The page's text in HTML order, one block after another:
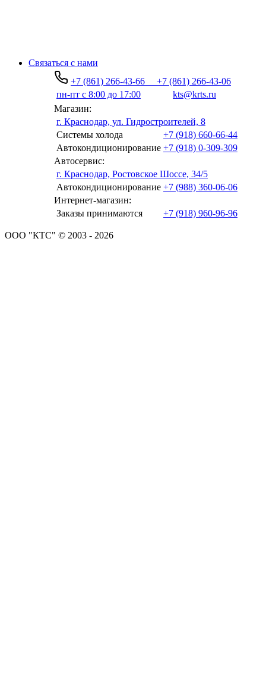
Связаться с нами
+7 (861) 266-43-66
+7 (861) 266-43-06
пн-пт с 8:00 до 17:00
kts@krts.ru
Магазин:
г. Краснодар, ул. Гидростроителей, 8
Системы холода
+7 (918) 660-66-44
Автокондиционирование +7 (918) 0-309-309
Автосервис:
г. Краснодар, Ростовское Шоссе, 34/5
Автокондиционирование +7 (988) 360-06-06
Интернет-магазин:
Заказы принимаются
+7 (918) 960-96-96
ООО "КТС" © 2003 - 2026